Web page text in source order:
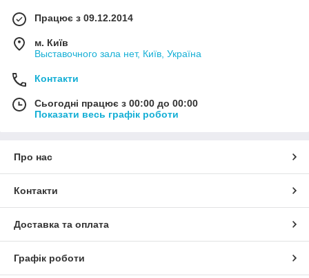
Працює з 09.12.2014
м. Київ
Выставочного зала нет, Київ, Україна
Контакти
Сьогодні працює з 00:00 до 00:00
Показати весь графік роботи
Про нас
Контакти
Доставка та оплата
Графік роботи